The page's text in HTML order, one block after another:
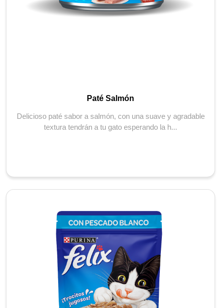
Paté Salmón
Delicioso paté sabor a salmón, con una suave y agradable
textura tendrán a tu gato esperando la h...